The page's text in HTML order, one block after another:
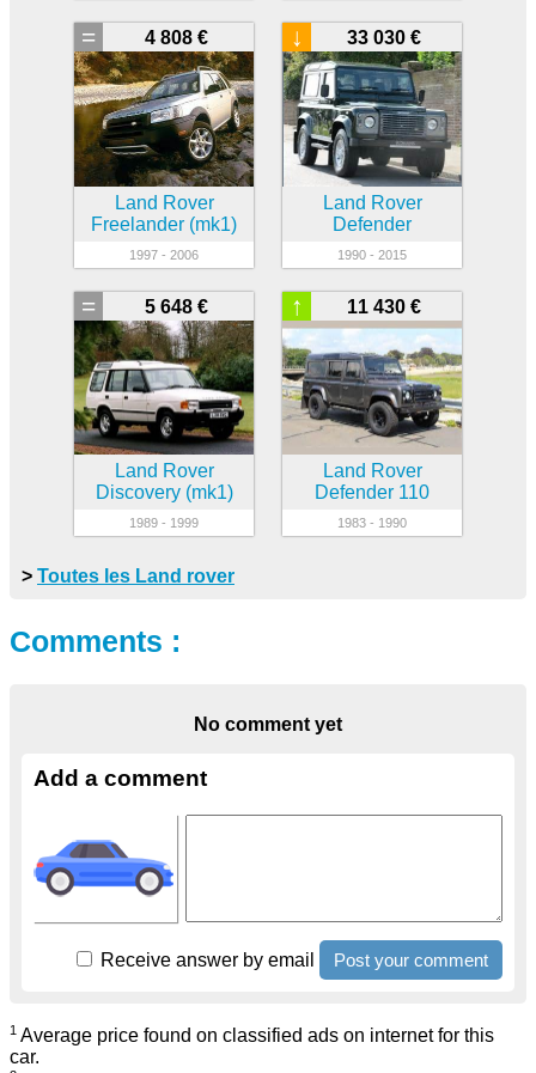
4 808 €
=
Land Rover
Freelander (mk1)
1997 - 2006
33 030 €
↓
Land Rover
Defender
1990 - 2015
5 648 €
=
Land Rover
Discovery (mk1)
1989 - 1999
11 430 €
↑
Land Rover
Defender 110
1983 - 1990
> Toutes les Land rover
Comments :
No comment yet
Add a comment
Receive answer by email
1 Average price found on classified ads on internet for this
car.